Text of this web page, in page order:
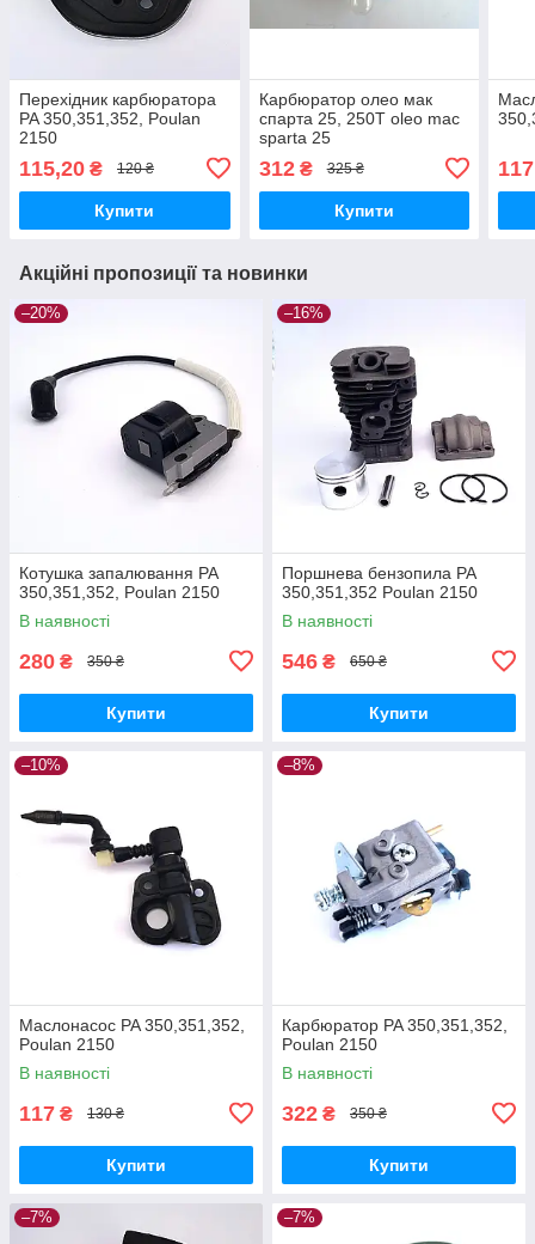
Перехідник карбюратора
PA 350,351,352, Poulan
2150
115,20 ₴ 120 ₴
Купити
Карбюратор олео мак
спарта 25, 250Т oleo mac
sparta 25
312₴ 325 ₴
Купити
117
Акційні пропозиції та новинки
–20%
Котушка запалювання PA
350,351,352, Poulan 2150
В наявності
280 ₴ 350 ₴
Купити
–16%
Поршнева бензопила PA
350,351,352 Poulan 2150
В наявності
546 ₴ 650 ₴
Купити
–10%
Маслонасос PA 350,351,352,
Poulan 2150
В наявності
117 ₴ 130 ₴
Купити
–8%
Карбюратор PA 350,351,352,
Poulan 2150
В наявності
322 ₴ 350 ₴
Купити
–7% –7%